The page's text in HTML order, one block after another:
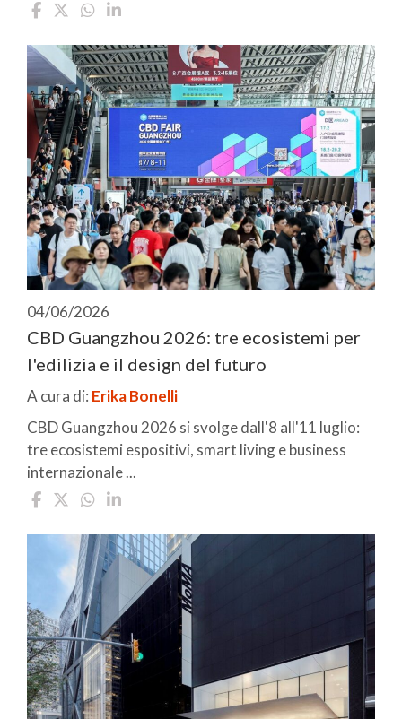
04/06/2026
CBD Guangzhou 2026: tre ecosistemi per
l'edilizia e il design del futuro
A cura di: Erika Bonelli
CBD Guangzhou 2026 si svolge dall'8 all'11 luglio:
tre ecosistemi espositivi, smart living e business
internazionale ...